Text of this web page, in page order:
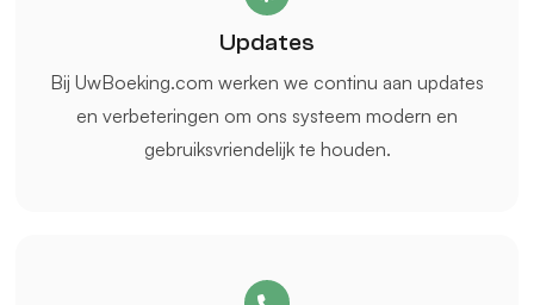
Updates
Bij UwBoeking.com werken we continu aan updates
en verbeteringen om ons systeem modern en
gebruiksvriendelijk te houden.